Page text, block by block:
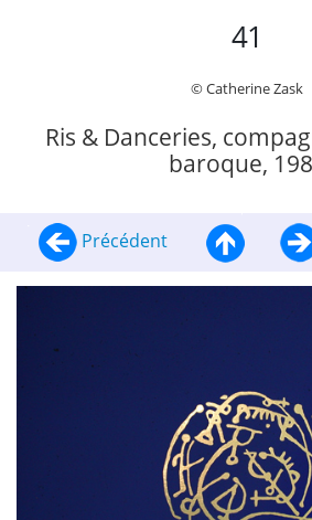
41
© Catherine Zask
Ris & Danceries,
baroque,
Précédent